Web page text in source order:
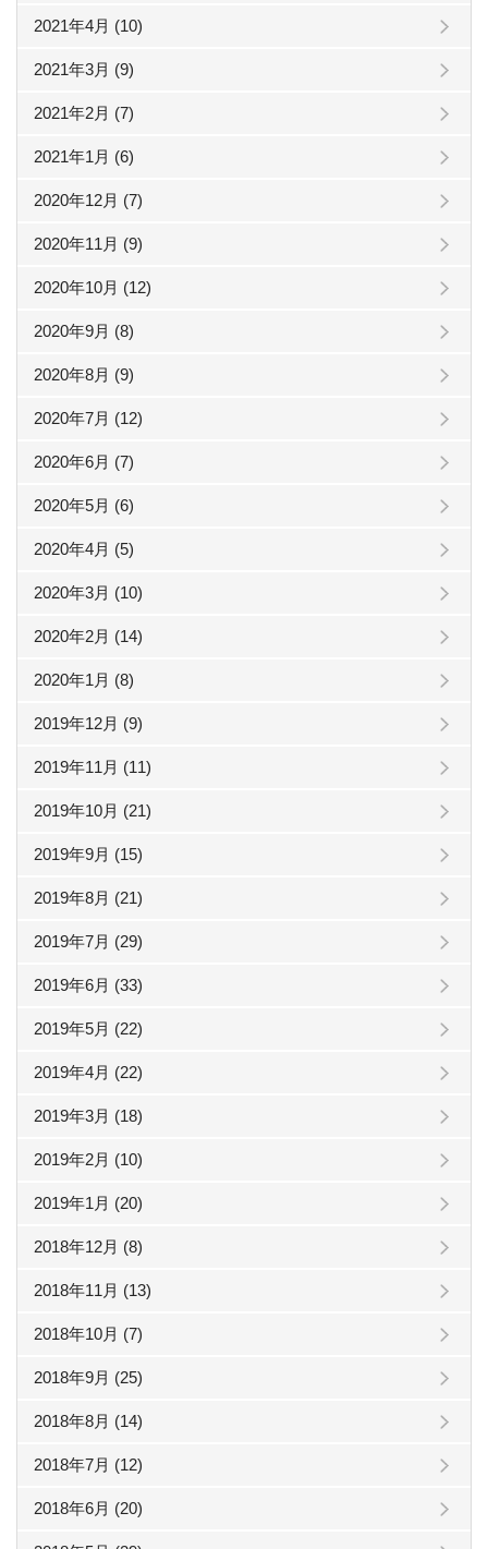
2021年4月 (10)
2021年3月 (9)
2021年2月 (7)
2021年1月 (6)
2020年12月 (7)
2020年11月 (9)
2020年10月 (12)
2020年9月 (8)
2020年8月 (9)
2020年7月 (12)
2020年6月 (7)
2020年5月 (6)
2020年4月 (5)
2020年3月 (10)
2020年2月 (14)
2020年1月 (8)
2019年12月 (9)
2019年11月 (11)
2019年10月 (21)
2019年9月 (15)
2019年8月 (21)
2019年7月 (29)
2019年6月 (33)
2019年5月 (22)
2019年4月 (22)
2019年3月 (18)
2019年2月 (10)
2019年1月 (20)
2018年12月 (8)
2018年11月 (13)
2018年10月 (7)
2018年9月 (25)
2018年8月 (14)
2018年7月 (12)
2018年6月 (20)